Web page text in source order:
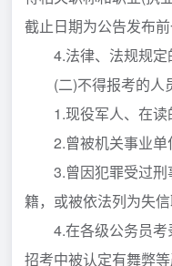
截止日期为公告发布前
4.法律、法规规定
(二)不得报考的人
1.现役军人、在读
2.曾被机关事业单
3.曾因犯罪受过刑
籍，或被依法列为失
4.在各级公务员考
招考中被认定有舞弊